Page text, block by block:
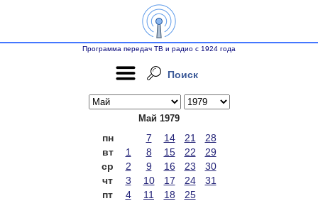
Программа передач ТВ и радио с 1924 года
Поиск
Май 1979
пн 7 14 21
28
вт
1 8 15 22
29
ср
2 9 16 23
30
чт
3 10 17 24
31
пт
4 11 18
25